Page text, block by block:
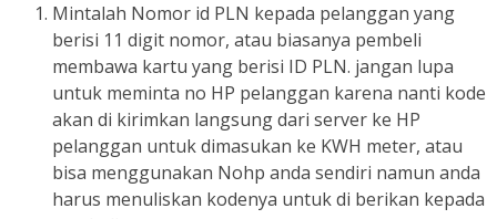
Mintalah Nomor id PLN kepada pelanggan yang
berisi 11 digit nomor, atau biasanya pembeli
membawa kartu yang berisi ID PLN. jangan lupa
untuk meminta no HP pelanggan karena nanti kode
akan di kirimkan langsung dari server ke HP
pelanggan untuk dimasukan ke KWH meter, atau
bisa menggunakan Nohp anda sendiri namun anda
harus menuliskan kodenya untuk di berikan kepada